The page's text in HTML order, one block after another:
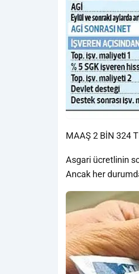
MAAŞ 2 BİN 324
Asgari ücretlinin
Ancak her